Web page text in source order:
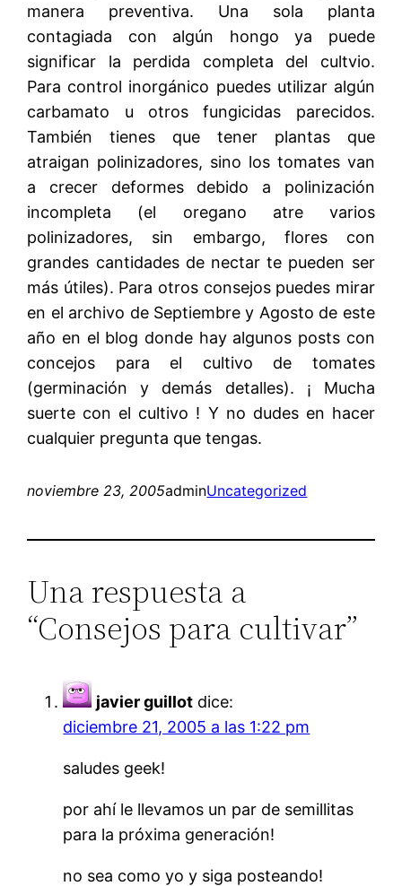
manera preventiva. Una sola planta
contagiada con algún hongo ya puede
significar la perdida completa del cultvio.
Para control inorgánico puedes utilizar algún
carbamato u otros fungicidas parecidos.
También tienes que tener plantas que
atraigan polinizadores, sino los tomates van
a crecer deformes debido a polinización
incompleta (el oregano atre varios
polinizadores, sin embargo, flores con
grandes cantidades de nectar te pueden ser
más útiles). Para otros consejos puedes mirar
en el archivo de Septiembre y Agosto de este
año en el blog donde hay algunos posts con
concejos para el cultivo de tomates
(germinación y demás detalles). ¡ Mucha
suerte con el cultivo ! Y no dudes en hacer
cualquier pregunta que tengas.
noviembre 23, 2005adminUncategorized
Una respuesta a
“Consejos para cultivar”
javier guillot dice:
diciembre 21, 2005 a las 1:22 pm
saludes geek!
por ahí le llevamos un par de semillitas
para la próxima generación!
no sea como yo y siga posteando!